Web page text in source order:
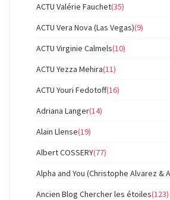
ACTU Valérie Fauchet(35)
ACTU Vera Nova (Las Vegas)(9)
ACTU Virginie Calmels(10)
ACTU Yezza Mehira(11)
ACTU Youri Fedotoff(16)
Adriana Langer(14)
Alain Llense(19)
Albert COSSERY(77)
Alpha and You (Christophe Alvarez &
Ancien Blog Chercher les étoiles(123)